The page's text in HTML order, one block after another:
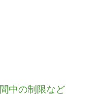
中の制限など